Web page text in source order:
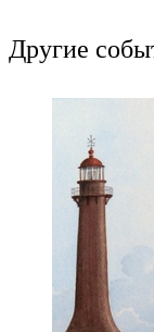
Другие